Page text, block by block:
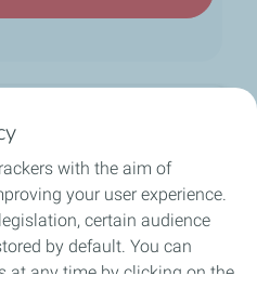
C1 5W-30 est une huile
de technologie de
faible viscosité convient à
et Diesel, en particulier les
normes Euro IV et Euro V
sous 24h en
d'experts à
sécurisé et
with the aim of
your user experience.
certain audience
by default. You can
at any time by clicking on the